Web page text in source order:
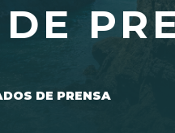
DE PRENSA